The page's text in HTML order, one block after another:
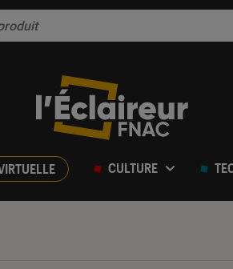
CULTURE